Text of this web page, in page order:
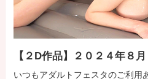
【２D作品】２０２４年８
いつもアダルトフェスタのご利用